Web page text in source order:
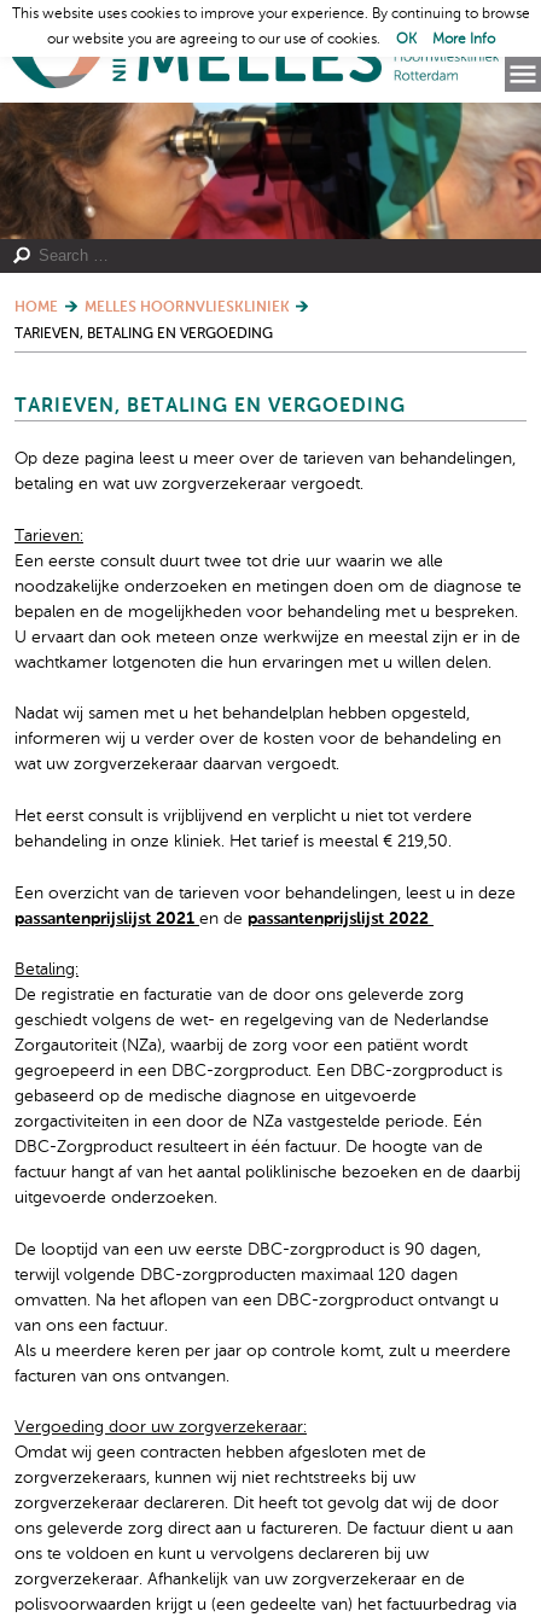
HOME
MELLES HOORNVLIESKLINIEK
TARIEVEN, BETALING EN VERGOEDING
TARIEVEN, BETALING EN VERGOEDING
Op deze pagina leest u meer over de tarieven van behandelingen,
betaling en wat uw zorgverzekeraar vergoedt.
Tarieven:
Een eerste consult duurt twee tot drie uur waarin we alle
noodzakelijke onderzoeken en metingen doen om de diagnose te
bepalen en de mogelijkheden voor behandeling met u bespreken.
U ervaart dan ook meteen onze werkwijze en meestal zijn er in de
wachtkamer lotgenoten die hun ervaringen met u willen delen.
Nadat wij samen met u het behandelplan hebben opgesteld,
informeren wij u verder over de kosten voor de behandeling en
wat uw zorgverzekeraar daarvan vergoedt.
Het eerst consult is vrijblijvend en verplicht u niet tot verdere
behandeling in onze kliniek. Het tarief is meestal € 219,50.
Een overzicht van de tarieven voor behandelingen, leest u in deze
passantenprijslijst 2021 en de passantenprijslijst 2022
Betaling:
De registratie en facturatie van de door ons geleverde zorg
geschiedt volgens de wet- en regelgeving van de Nederlandse
Zorgautoriteit (NZa), waarbij de zorg voor een patiënt wordt
gegroepeerd in een DBC-zorgproduct. Een DBC-zorgproduct is
gebaseerd op de medische diagnose en uitgevoerde
zorgactiviteiten in een door de NZa vastgestelde periode. Eén
DBC-Zorgproduct resulteert in één factuur. De hoogte van de
factuur hangt af van het aantal poliklinische bezoeken en de daarbij
uitgevoerde onderzoeken.
De looptijd van een uw eerste DBC-zorgproduct is 90 dagen,
terwijl volgende DBC-zorgproducten maximaal 120 dagen
omvatten. Na het aflopen van een DBC-zorgproduct ontvangt u
van ons een factuur.
Als u meerdere keren per jaar op controle komt, zult u meerdere
facturen van ons ontvangen.
Vergoeding door uw zorgverzekeraar:
Omdat wij geen contracten hebben afgesloten met de
zorgverzekeraars, kunnen wij niet rechtstreeks bij uw
zorgverzekeraar declareren. Dit heeft tot gevolg dat wij de door
ons geleverde zorg direct aan u factureren. De factuur dient u aan
ons te voldoen en kunt u vervolgens declareren bij uw
zorgverzekeraar. Afhankelijk van uw zorgverzekeraar en de
polisvoorwaarden krijgt u (een gedeelte van) het factuurbedrag via
This website uses cookies to improve your experience. By continuing to browse
our website you are agreeing to our use of cookies.
OK More Info